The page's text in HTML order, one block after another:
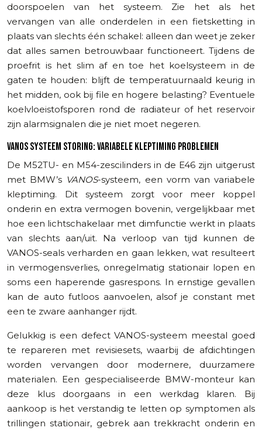
doorspoelen van het systeem. Zie het als het
vervangen van alle onderdelen in een fietsketting in
plaats van slechts één schakel: alleen dan weet je zeker
dat alles samen betrouwbaar functioneert. Tijdens de
proefrit is het slim af en toe het koelsysteem in de
gaten te houden: blijft de temperatuurnaald keurig in
het midden, ook bij file en hogere belasting? Eventuele
koelvloeistofsporen rond de radiateur of het reservoir
zijn alarmsignalen die je niet moet negeren.
VANOS SYSTEEM STORING: VARIABELE KLEPTIMING PROBLEMEN
De M52TU- en M54-zescilinders in de E46 zijn uitgerust
met BMW’s VANOS-systeem, een vorm van variabele
kleptiming. Dit systeem zorgt voor meer koppel
onderin en extra vermogen bovenin, vergelijkbaar met
hoe een lichtschakelaar met dimfunctie werkt in plaats
van slechts aan/uit. Na verloop van tijd kunnen de
VANOS-seals verharden en gaan lekken, wat resulteert
in vermogensverlies, onregelmatig stationair lopen en
soms een haperende gasrespons. In ernstige gevallen
kan de auto futloos aanvoelen, alsof je constant met
een te zware aanhanger rijdt.
Gelukkig is een defect VANOS-systeem meestal goed
te repareren met revisiesets, waarbij de afdichtingen
worden vervangen door modernere, duurzamere
materialen. Een gespecialiseerde BMW-monteur kan
deze klus doorgaans in een werkdag klaren. Bij
aankoop is het verstandig te letten op symptomen als
trillingen stationair, gebrek aan trekkracht onderin en